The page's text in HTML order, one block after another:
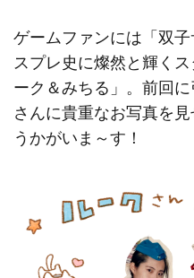
ゲームファンには「双
スプレ史に燦然と輝く
ーク＆みちる」。前回
さんに貴重なお写真を
うかがいま～す！